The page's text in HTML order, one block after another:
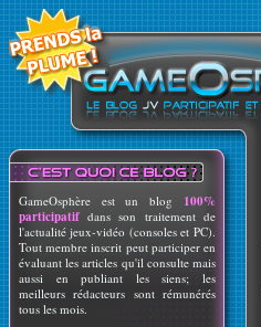
GameOsphère est un blog 100%
participatif dans son traitement de
l'actualité jeux-vidéo (consoles et PC).
Tout membre inscrit peut participer en
évaluant les articles qu'il consulte mais
aussi en publiant les siens; les
meilleurs rédacteurs sont rémunérés
tous les mois.